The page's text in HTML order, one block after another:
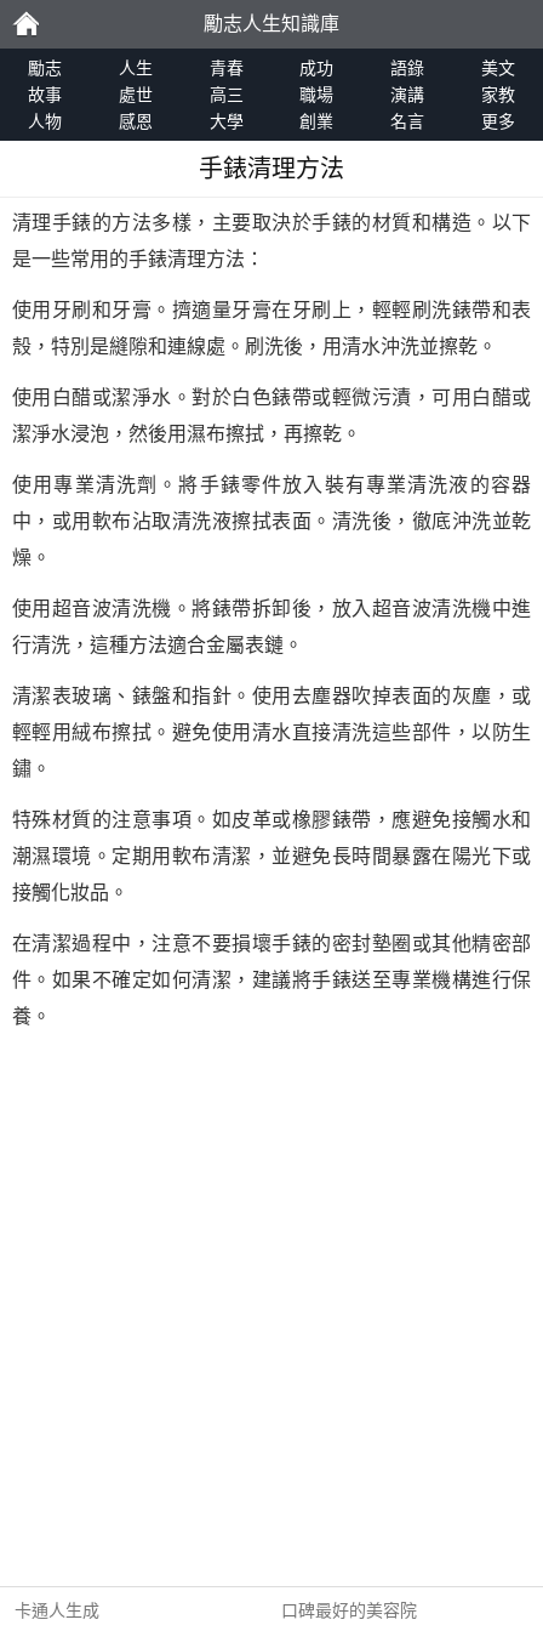
勵
志
勵志人生知識庫
勵志 人生 青春 成功 語錄
美文
故事
處世 高三 職場 演講
家教
人物
感恩 大學 創業 名言 更多
手錶清理方法
清理手錶的方法多樣，主要取決於手錶的材質和構造。以下
是一些常用的手錶清理方法：
使用牙刷和牙膏。擠適量牙膏在牙刷上，輕輕刷洗錶帶和表
殼，特別是縫隙和連線處。刷洗後，用清水沖洗並擦乾。
使用白醋或潔淨水。對於白色錶帶或輕微污漬，可用白醋或
潔淨水浸泡，然後用濕布擦拭，再擦乾。
使用專業清洗劑。將手錶零件放入裝有專業清洗液的容器
中，或用軟布沾取清洗液擦拭表面。清洗後，徹底沖洗並乾
燥。
使用超音波清洗機。將錶帶拆卸後，放入超音波清洗機中進
行清洗，這種方法適合金屬表鏈。
清潔表玻璃、錶盤和指針。使用去塵器吹掉表面的灰塵，或
輕輕用絨布擦拭。避免使用清水直接清洗這些部件，以防生
鏽。
特殊材質的注意事項。如皮革或橡膠錶帶，應避免接觸水和
潮濕環境。定期用軟布清潔，並避免長時間暴露在陽光下或
接觸化妝品。
在清潔過程中，注意不要損壞手錶的密封墊圈或其他精密部
件。如果不確定如何清潔，建議將手錶送至專業機構進行保
養。
卡通人生成 口碑最好的美容院